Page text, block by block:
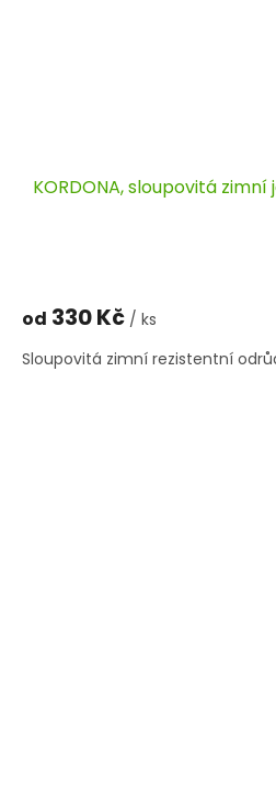
KORDONA, sloupovitá
od 330 Kč / ks
Sloupovitá zimní rezistentní